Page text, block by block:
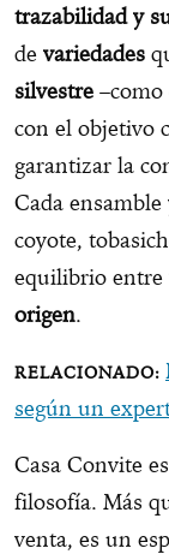
trazabilidad y
de variedades
silvestre
con el objetivo
garantizar la
Cada
coyote,
equilibrio entre
origen.
según un
Casa Convite
filosofía. Más
venta, es un